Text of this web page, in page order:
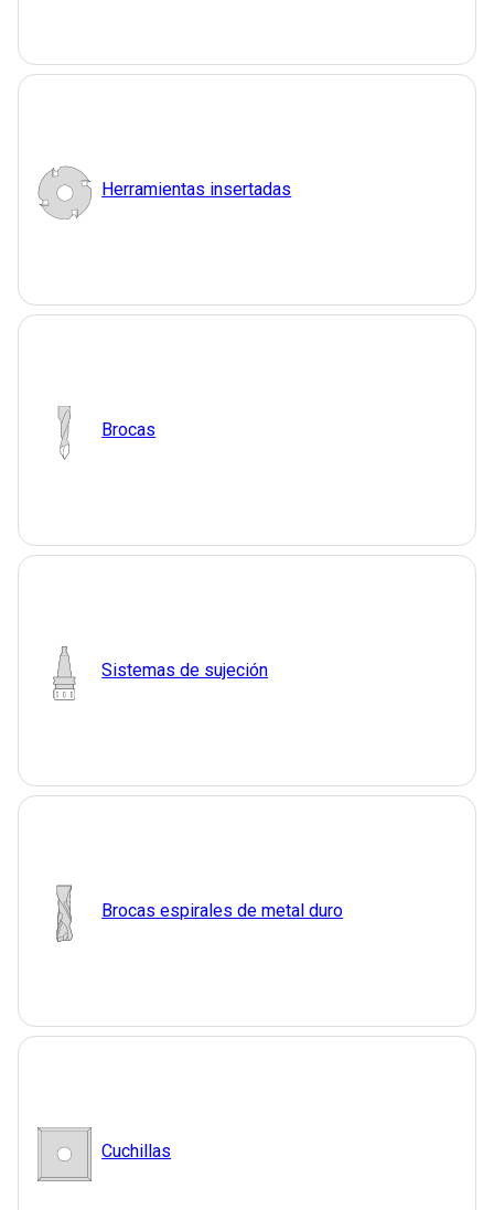
Herramientas insertadas
Brocas
Sistemas de sujeción
Brocas espirales de metal duro
Cuchillas